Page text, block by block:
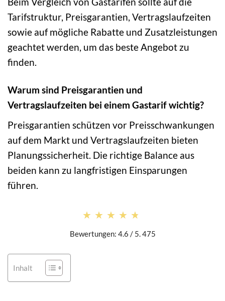
Tarifstruktur, Preisgarantien, Vertragslaufzeiten
sowie auf mögliche Rabatte und Zusatzleistungen
geachtet werden, um das beste Angebot zu
finden.
Warum sind Preisgarantien und
Vertragslaufzeiten bei einem Gastarif wichtig?
Preisgarantien schützen vor Preisschwankungen
auf dem Markt und Vertragslaufzeiten bieten
Planungssicherheit. Die richtige Balance aus
beiden kann zu langfristigen Einsparungen
führen.
★★★★★
★★★★★
Bewertungen: 4.6 / 5. 475
Inhalt